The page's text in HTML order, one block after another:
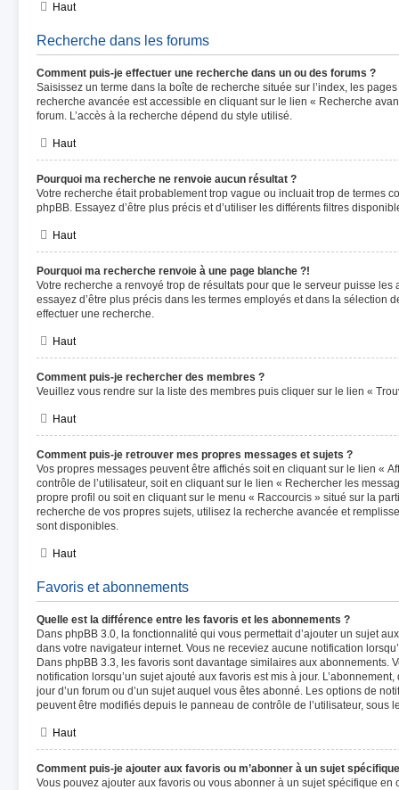
Haut
Recherche dans les forums
Comment puis-je effectuer une recherche dans un ou des forums ?
Saisissez un terme dans la boîte de recherche située sur l’index, les
recherche avancée est accessible en cliquant sur le lien « Recherche
forum. L’accès à la recherche dépend du style utilisé.
Haut
Pourquoi ma recherche ne renvoie aucun résultat ?
Votre recherche était probablement trop vague ou incluait trop de termes
phpBB. Essayez d’être plus précis et d’utiliser les différents filtres
Haut
Pourquoi ma recherche renvoie à une page blanche ?!
Votre recherche a renvoyé trop de résultats pour que le serveur puisse les
essayez d’être plus précis dans les termes employés et dans la sélection
effectuer une recherche.
Haut
Comment puis-je rechercher des membres ?
Veuillez vous rendre sur la liste des membres puis cliquer sur le lien «
Haut
Comment puis-je retrouver mes propres messages et sujets ?
Vos propres messages peuvent être affichés soit en cliquant sur le lien «
contrôle de l’utilisateur, soit en cliquant sur le lien « Rechercher les
propre profil ou soit en cliquant sur le menu « Raccourcis » situé sur la
recherche de vos propres sujets, utilisez la recherche avancée et
sont disponibles.
Haut
Favoris et abonnements
Quelle est la différence entre les favoris et les abonnements ?
Dans phpBB 3.0, la fonctionnalité qui vous permettait d’ajouter un sujet
dans votre navigateur internet. Vous ne receviez aucune notification
Dans phpBB 3.3, les favoris sont davantage similaires aux abonnements.
notification lorsqu’un sujet ajouté aux favoris est mis à jour.
jour d’un forum ou d’un sujet auquel vous êtes abonné. Les options de
peuvent être modifiés depuis le panneau de contrôle de l’utilisateur, sous
Haut
Comment puis-je ajouter aux favoris ou m’abonner à un sujet
Vous pouvez ajouter aux favoris ou vous abonner à un sujet spécifique